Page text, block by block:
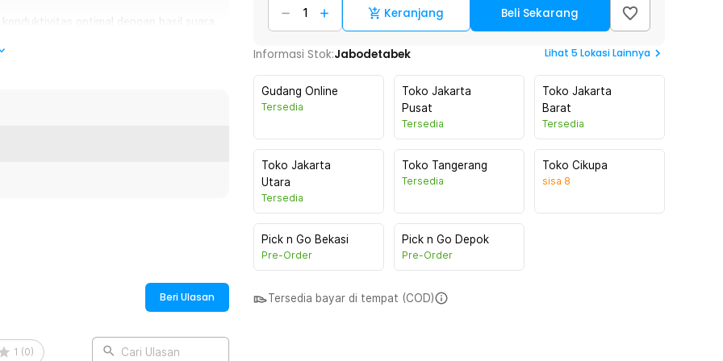
optimal dengan hasil suara
Dengan jack adaptor headphone 3.5
lainnya. Cocok untuk keperluan
ke smartphone, laptop, atau
menikmati audio dengan kualitas
Beri Ulasan
1 (0) Cari Ulasan
Keranjang Beli Sekarang
Informasi Stok:Jabodetabek Lihat 5 Lokasi Lainnya
Gudang Online
Tersedia
Toko Jakarta
Pusat
Tersedia
Toko Jakarta
Barat
Tersedia
Toko Jakarta
Utara
Tersedia
Toko Tangerang
Tersedia
Toko Cikupa
sisa 8
Pick n Go Bekasi
Pre-Order
Pick n Go Depok
Pre-Order
Tersedia bayar di tempat (COD)